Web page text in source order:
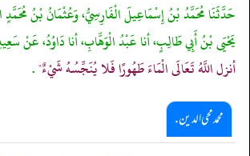
حَدَّثَنَا مُحَمَّدُ بْنُ إِسْمَاعِيلَ الْفَارِسِيُّ، وَعُثْمَانُ بْنُ مُحَمَّدٍ
يَحْيَى بْنُ أَبِي طَالِبٍ، أنا عَبْدُ الْوَهَّابِ، أنا دَاوُدُ، عَنْ
أنزل اللَّهُ تَعَالَى الْمَاءَ طَهُورًا فَلا يُنَجِّسُهُ شَيْءٌ".
محمد محی الدین .